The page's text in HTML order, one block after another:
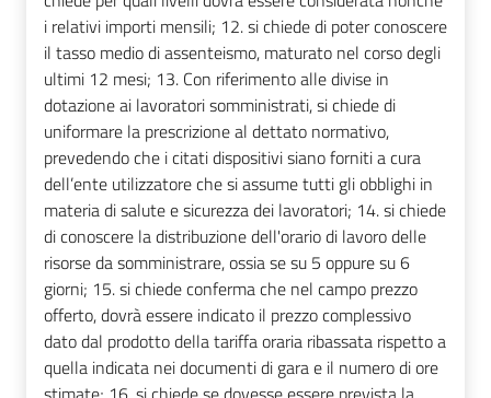
i relativi importi mensili; 12. si chiede di poter conoscere
il tasso medio di assenteismo, maturato nel corso degli
ultimi 12 mesi; 13. Con riferimento alle divise in
dotazione ai lavoratori somministrati, si chiede di
uniformare la prescrizione al dettato normativo,
prevedendo che i citati dispositivi siano forniti a cura
dell’ente utilizzatore che si assume tutti gli obblighi in
materia di salute e sicurezza dei lavoratori; 14. si chiede
di conoscere la distribuzione dell'orario di lavoro delle
risorse da somministrare, ossia se su 5 oppure su 6
giorni; 15. si chiede conferma che nel campo prezzo
offerto, dovrà essere indicato il prezzo complessivo
dato dal prodotto della tariffa oraria ribassata rispetto a
quella indicata nei documenti di gara e il numero di ore